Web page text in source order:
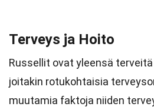
Terveys ja Hoito
Russellit ovat yleensä
joitakin rotukohtaisia
muutamia faktoja niiden